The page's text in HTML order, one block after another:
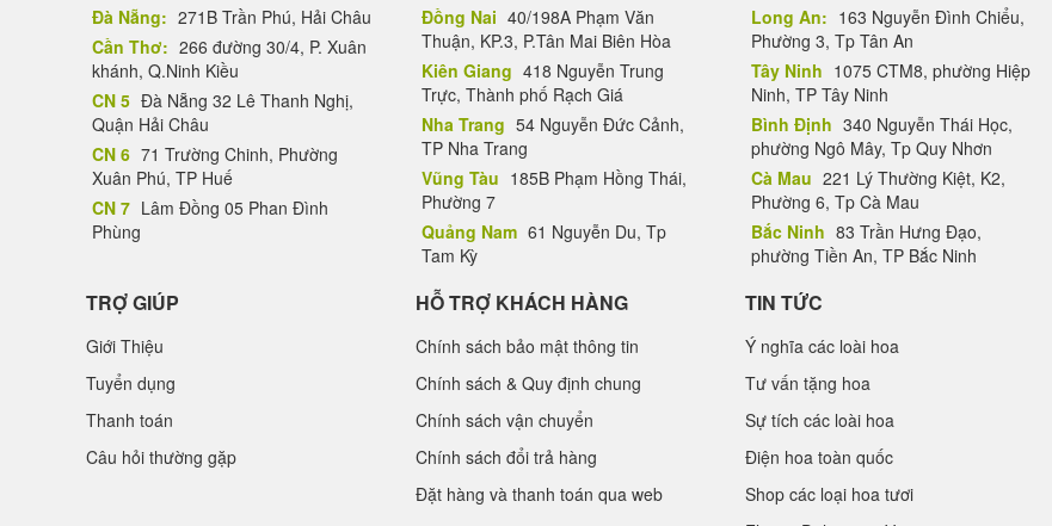
Đà Nẵng: 271B Trần Phú, Hải Châu
Cần Thơ: 266 đường 30/4, P. Xuân
khánh, Q.Ninh Kiều
CN 5 Đà Nẵng 32 Lê Thanh Nghị,
Quận Hải Châu
CN 6 71 Trường Chinh, Phường
Xuân Phú, TP Huế
CN 7 Lâm Đồng 05 Phan Đình
Phùng
Đồng Nai 40/198A Phạm Văn
Thuận, KP.3, P.Tân Mai Biên Hòa
Kiên Giang 418 Nguyễn Trung
Trực, Thành phố Rạch Giá
Nha Trang 54 Nguyễn Đức Cảnh,
TP Nha Trang
Vũng Tàu 185B Phạm Hồng Thái,
Phường 7
Quảng Nam 61 Nguyễn Du, Tp
Tam Kỳ
Long An: 163 Nguyễn Đình Chiểu,
Phường 3, Tp Tân An
Tây Ninh 1075 CTM8, phường Hiệp
Ninh, TP Tây Ninh
Bình Định 340 Nguyễn Thái Học,
phường Ngô Mây, Tp Quy Nhơn
Cà Mau 221 Lý Thường Kiệt, K2,
Phường 6, Tp Cà Mau
Bắc Ninh 83 Trần Hưng Đạo,
phường Tiền An, TP Bắc Ninh
TRỢ GIÚP
Giới Thiệu
Tuyển dụng
Thanh toán
Câu hỏi thường gặp
HỖ TRỢ KHÁCH HÀNG
Chính sách bảo mật thông tin
Chính sách & Quy định chung
Chính sách vận chuyển
Chính sách đổi trả hàng
Đặt hàng và thanh toán qua web
TIN TỨC
Ý nghĩa các loài hoa
Tư vấn tặng hoa
Sự tích các loài hoa
Điện hoa toàn quốc
Shop các loại hoa tươi